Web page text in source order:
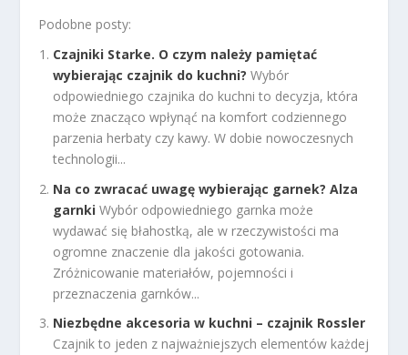
Podobne posty:
Czajniki Starke. O czym należy pamiętać
wybierając czajnik do kuchni? Wybór
odpowiedniego czajnika do kuchni to decyzja, która
może znacząco wpłynąć na komfort codziennego
parzenia herbaty czy kawy. W dobie nowoczesnych
technologii...
Na co zwracać uwagę wybierając garnek? Alza
garnki Wybór odpowiedniego garnka może
wydawać się błahostką, ale w rzeczywistości ma
ogromne znaczenie dla jakości gotowania.
Zróżnicowanie materiałów, pojemności i
przeznaczenia garnków...
Niezbędne akcesoria w kuchni – czajnik Rossler
Czajnik to jeden z najważniejszych elementów każdej